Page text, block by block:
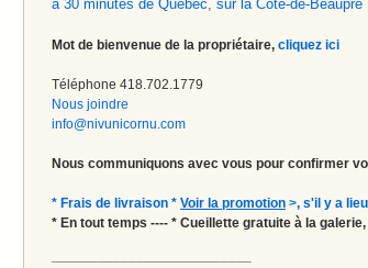
à 30 minutes de Québec, sur la Côte-de-Beaupré
Mot de bienvenue de la propriétaire, cliquez ici
Téléphone 418.702.1779
Nous joindre
info@nivunicornu.com
Nous communiquons avec vous pour confirmer
* Frais de livraison * Voir la promotion >, s'il y a lieu
* En tout temps ---- * Cueillette gratuite à la